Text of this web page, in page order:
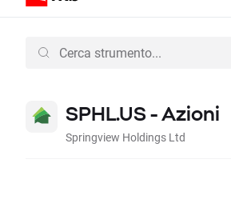
SPHL.US - Azioni
Springview Holdings Ltd